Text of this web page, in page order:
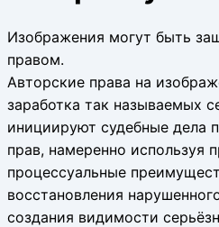
Изображения могут быть
правом.
Авторские права на
заработка так называемых
инициируют судебные дела
прав, намеренно используя
процессуальные
восстановления
создания видимости